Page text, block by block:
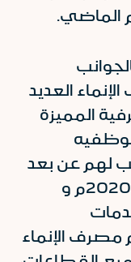
العديد
المميزة
لهم عن بعد
خلال فترة الجائحة في الأعوام 2020م و
مصرف الإنماء